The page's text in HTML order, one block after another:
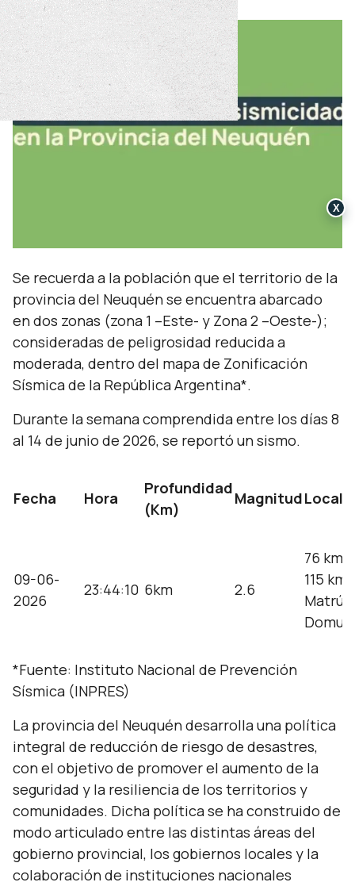
Se recuerda a la población que el territorio de la
provincia del Neuquén se encuentra abarcado
en dos zonas (zona 1 –Este- y Zona 2 –Oeste-);
consideradas de peligrosidad reducida a
moderada, dentro del mapa de Zonificación
Sísmica de la República Argentina*.
Durante la semana comprendida entre los días 8
al 14 de junio de 2026, se reportó un sismo.
Fecha Hora
Profundidad
(Km)
Magnitud
09-06-
2026
23:44:10 6km 2.6
76 km
115 km
Matrú;
*Fuente: Instituto Nacional de Prevención
Sísmica (INPRES)
La provincia del Neuquén desarrolla una política
integral de reducción de riesgo de desastres,
con el objetivo de promover el aumento de la
seguridad y la resiliencia de los territorios y
comunidades. Dicha política se ha construido de
modo articulado entre las distintas áreas del
gobierno provincial, los gobiernos locales y la
colaboración de instituciones nacionales
X